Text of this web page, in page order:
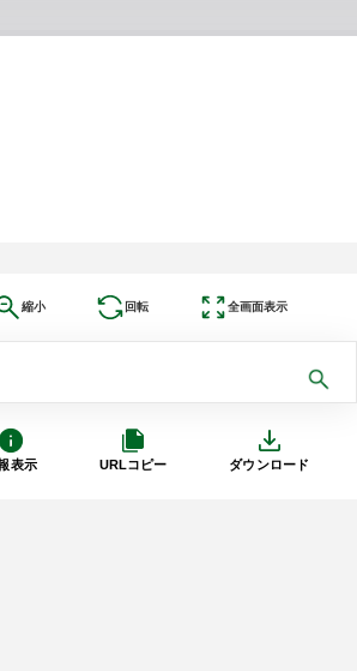
表示 URLコピー ダウンロード
縮小 回転 全画面表示